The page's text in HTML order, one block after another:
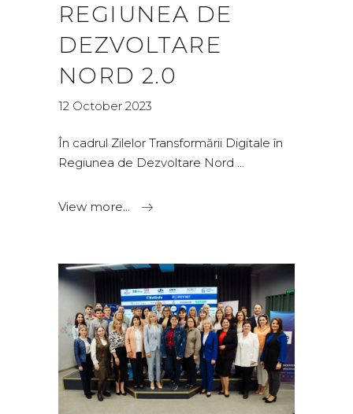
REGIUNEA DE
DEZVOLTARE
NORD 2.0
12 October 2023
În cadrul Zilelor Transformării Digitale în
Regiunea de Dezvoltare Nord
View more...